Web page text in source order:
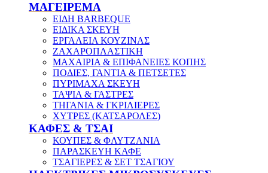
ΜΑΓΕΙΡΕΜΑ
ΕΙΔΗ BARBEQUE
ΕΙΔΙΚΑ ΣΚΕΥΗ
ΕΡΓΑΛΕΙΑ ΚΟΥΖΙΝΑΣ
ΖΑΧΑΡΟΠΛΑΣΤΙΚΗ
ΜΑΧΑΙΡΙΑ & ΕΠΙΦΑΝΕΙΕΣ ΚΟΠΗΣ
ΠΟΔΙΕΣ, ΓΑΝΤΙΑ & ΠΕΤΣΕΤΕΣ
ΠΥΡΙΜΑΧΑ ΣΚΕΥΗ
ΤΑΨΙΑ & ΓΑΣΤΡΕΣ
ΤΗΓΑΝΙΑ & ΓΚΡΙΛΙΕΡΕΣ
ΧΥΤΡΕΣ (ΚΑΤΣΑΡΟΛΕΣ)
ΚΑΦΕΣ & ΤΣΑΙ
ΚΟΥΠΕΣ & ΦΛΥΤΖΑΝΙΑ
ΠΑΡΑΣΚΕΥΗ ΚΑΦΕ
ΤΣΑΓΙΕΡΕΣ & ΣΕΤ ΤΣΑΓΙΟΥ